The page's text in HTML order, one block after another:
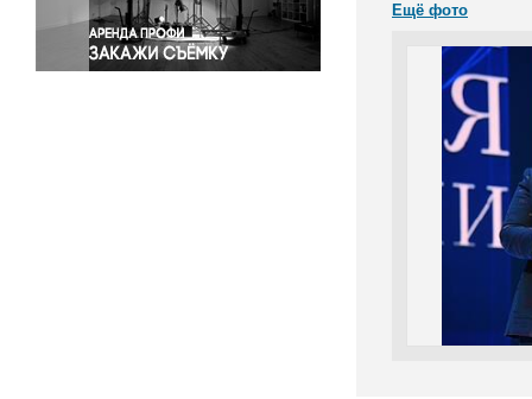
Экономика и бизнес
Ещё фото